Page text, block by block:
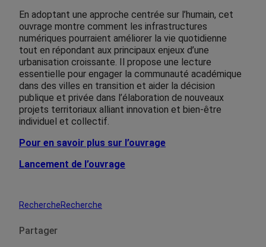
En adoptant une approche centrée sur l’humain, cet
ouvrage montre comment les infrastructures
numériques pourraient améliorer la vie quotidienne
tout en répondant aux principaux enjeux d’une
urbanisation croissante. Il propose une lecture
essentielle pour engager la communauté académique
dans des villes en transition et aider la décision
publique et privée dans l’élaboration de nouveaux
projets territoriaux alliant innovation et bien-être
individuel et collectif.
Pour en savoir plus sur l’ouvrage
Lancement de l’ouvrage
RechercheRecherche
Partager